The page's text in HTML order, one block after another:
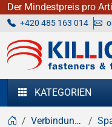
Der Mindestpreis pro
+420 485 163 014
KILLICH -
KATEGORIEN
Verbindungselemente